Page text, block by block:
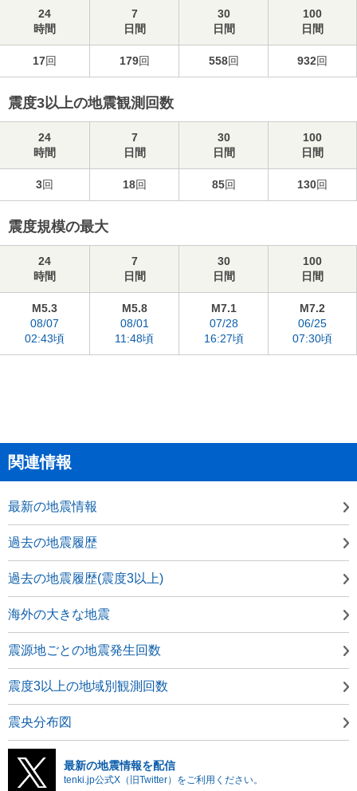
24
時間
7
日間
30
日間
100
日間
17回 179回 558回 932回
震度3以上の地震観測回数
24
時間
7
日間
30
日間
100
日間
3回 18回 85回 130回
震度規模の最大
24
時間
7
日間
30
日間
100
日間
M5.3
08/07
02:43頃
M5.8
08/01
11:48頃
M7.1
07/28
16:27頃
M7.2
06/25
07:30頃
関連情報
最新の地震情報
過去の地震履歴
過去の地震履歴(震度3以上)
海外の大きな地震
震源地ごとの地震発生回数
震度3以上の地域別観測回数
震央分布図
最新の地震情報を配信
tenki.jp公式X（旧Twitter）をご利用ください。